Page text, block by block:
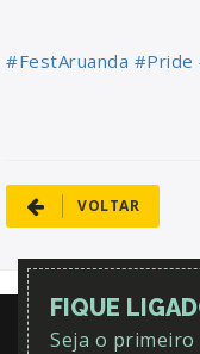
#FestAruanda #Pride
VOLTAR
FIQUE
Seja o primeiro